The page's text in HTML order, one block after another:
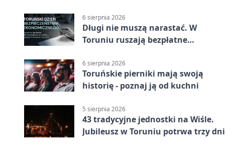
6 sierpnia 2026
Długi nie muszą narastać. W
Toruniu ruszają bezpłatne
6 sierpnia 2026
Toruńskie pierniki mają swoją
historię - poznaj ją od kuchni
5 sierpnia 2026
43 tradycyjne jednostki na Wiśle.
Jubileusz w Toruniu potrwa trzy dni